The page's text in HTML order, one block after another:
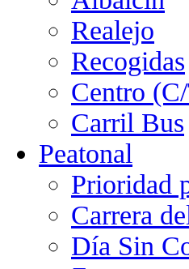
Realejo
Recogidas
Centro
Carril Bus
Peatonal
Prioridad
Carrera
Día Sin